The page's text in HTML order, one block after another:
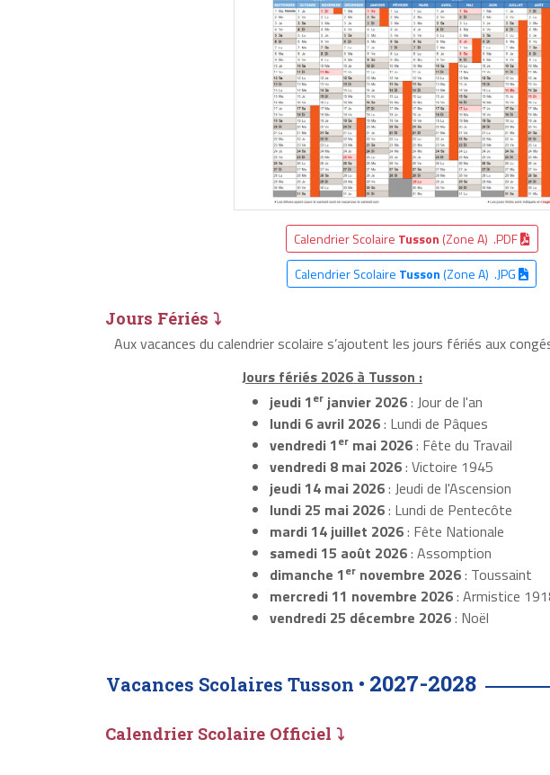
Calendrier Scolaire Tusson (Zone A) .PDF
Calendrier Scolaire Tusson(Zone A) .JPG
Jours Fériés ⤵
Aux vacances du calendrier scolaire s’ajoutent les jours fériés aux
Jours fériés 2026 à Tusson :
jeudi 1erjanvier 2026: Jour de l'an
lundi 6 avril 2026: Lundi de Pâques
vendredi 1ermai 2026: Fête du Travail
vendredi 8 mai 2026: Victoire 1945
jeudi 14 mai 2026: Jeudi de l'Ascension
lundi 25 mai 2026: Lundi de Pentecôte
mardi 14 juillet 2026: Fête Nationale
samedi 15 août 2026: Assomption
dimanche 1ernovembre 2026: Toussaint
mercredi 11 novembre 2026: Armistice
vendredi 25 décembre 2026: Noël
Vacances Scolaires Tusson • 2027-2028
Calendrier Scolaire Officiel ⤵